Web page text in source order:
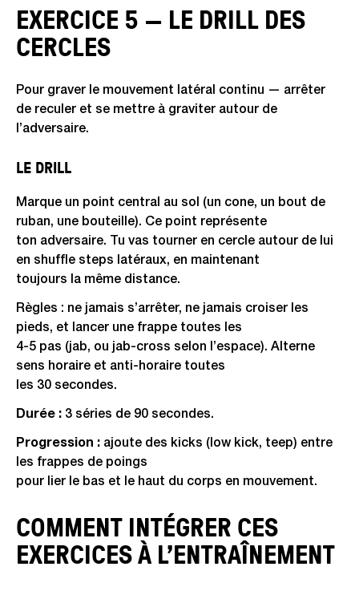
EXERCICE 5 — LE DRILL DES
CERCLES
Pour graver le mouvement latéral continu — arrêter
de reculer et se mettre à graviter autour de
l’adversaire.
LE DRILL
Marque un point central au sol (un cone, un bout de
ruban, une bouteille). Ce point représente
ton adversaire. Tu vas tourner en cercle autour de lui
en shuffle steps latéraux, en maintenant
toujours la même distance.
Règles : ne jamais s’arrêter, ne jamais croiser les
pieds, et lancer une frappe toutes les
4-5 pas (jab, ou jab-cross selon l’espace). Alterne
sens horaire et anti-horaire toutes
les 30 secondes.
Durée : 3 séries de 90 secondes.
Progression : ajoute des kicks (low kick, teep) entre
les frappes de poings
pour lier le bas et le haut du corps en mouvement.
COMMENT INTÉGRER CES
EXERCICES À L’ENTRAÎNEMENT